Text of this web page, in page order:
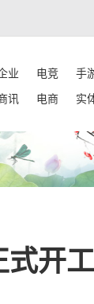
业 电竞 手
讯 电商 实
开